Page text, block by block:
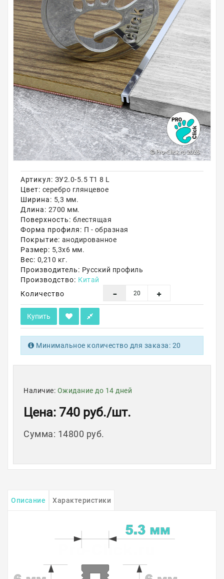
Обводы для труб
Алюминиевые профили
Крепёж и крепления
Садовая мебель
Оплата
Доставка
Самовывоз
Акции
Артикул: ЗУ2.0-5.5 T1 8 L
Цвет: серебро глянцевое
Ширина: 5,3 мм.
Длина: 2700 мм.
Поверхность: блестящая
Форма профиля: П - образная
Покрытие: анодированное
Размер: 5,3х6 мм.
Вес: 0,210 кг.
Производитель: Русский профиль
Производство: Китай
Количество
Купить
Минимальное количество для заказа: 20
Наличие: Ожидание до 14 дней
Цена: 740 руб./шт.
Сумма: 14800 руб.
Описание Характеристики